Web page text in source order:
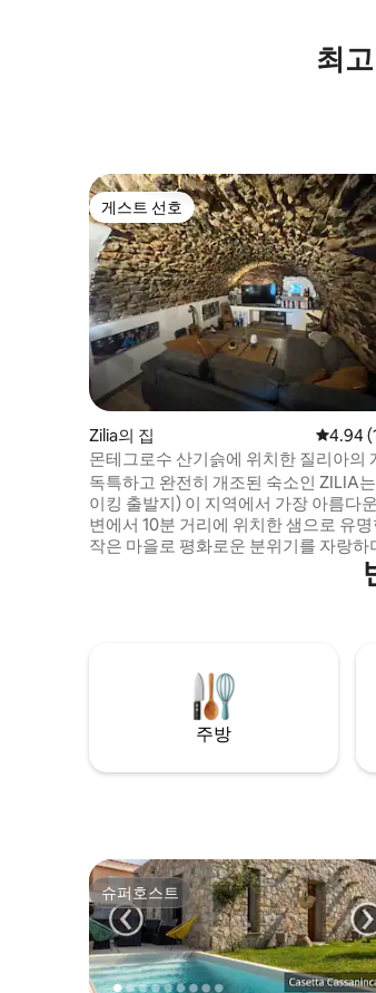
최
게스트 선호
게스트 선호
Zilia의 집 평점
4.94
몬테그로수 산기슭에 위치한 질리아의
넘치는 주택
독특하고 완전히 개조된 숙소인 ZILIA
이킹 출발지) 이 지역에서 가장 아름다
변에서 10분 거리에 위치한 샘으로 유
작은 마을로 평화로운 분위기를 자랑하
특별한 일몰을 감상할 수 있습니다. 이
개성, 현대적인 감각, 우아함으로 여러
스에서는 몬테마조레와 올리브 나무 평
몬테그로수의 파노라마 전망을 즐길 수
주방
슈퍼호스트
슈퍼호스트